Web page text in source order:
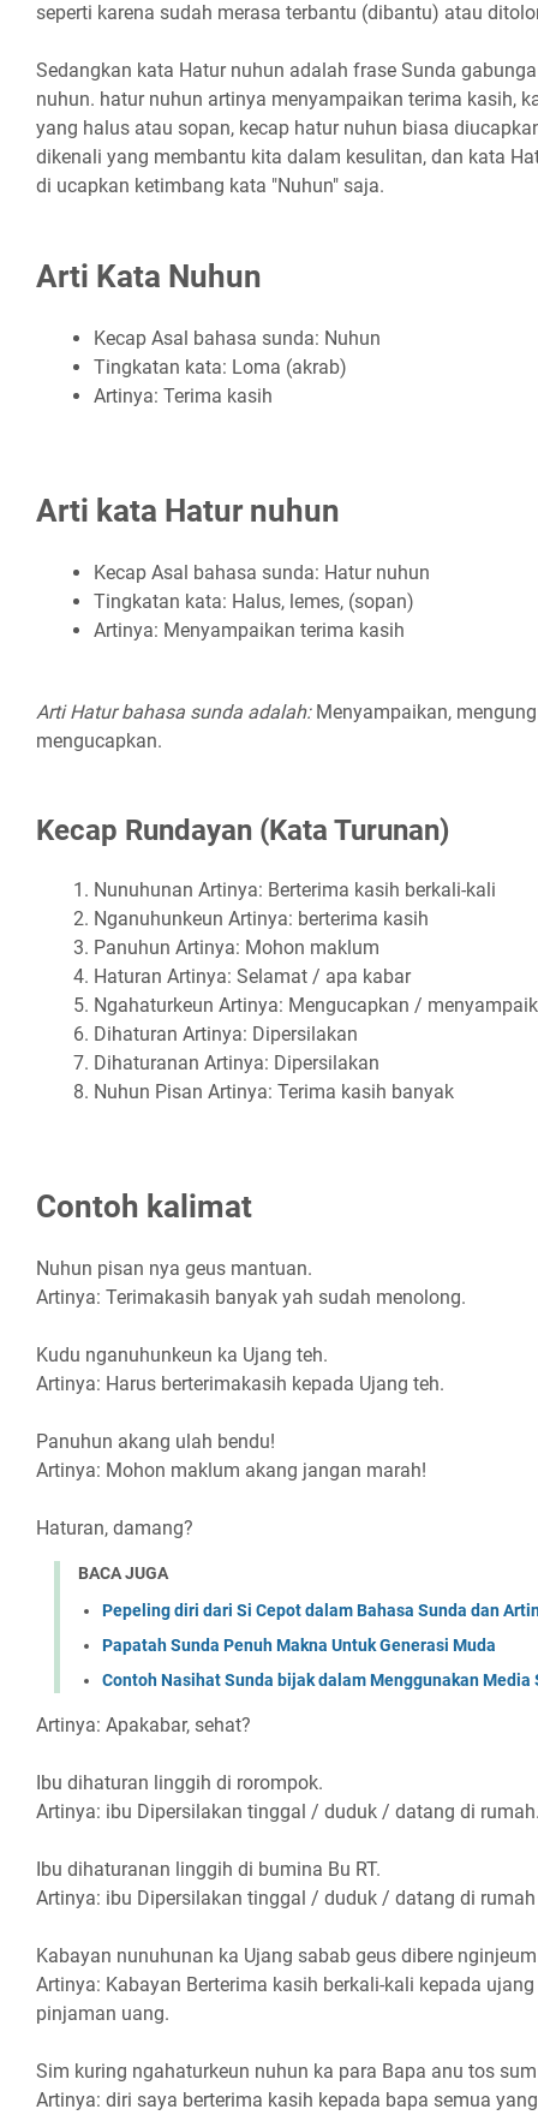
seperti karena sudah merasa terbantu (dibantu) atau
Sedangkan kata Hatur nuhun adalah frase Sunda
nuhun. hatur nuhun artinya menyampaikan terima kasih,
yang halus atau sopan, kecap hatur nuhun biasa
dikenali yang membantu kita dalam kesulitan, dan kata
di ucapkan ketimbang kata "Nuhun" saja.
Arti Kata Nuhun
Kecap Asal bahasa sunda: Nuhun
Tingkatan kata: Loma (akrab)
Artinya: Terima kasih
Arti kata Hatur nuhun
Kecap Asal bahasa sunda: Hatur nuhun
Tingkatan kata: Halus, lemes, (sopan)
Artinya: Menyampaikan terima kasih
Arti Hatur bahasa sunda adalah:Menyampaikan,
mengucapkan.
Kecap Rundayan (Kata Turunan)
Nunuhunan Artinya: Berterima kasih berkali-kali
Nganuhunkeun Artinya: berterima kasih
Panuhun Artinya: Mohon maklum
Haturan Artinya: Selamat / apa kabar
Ngahaturkeun Artinya: Mengucapkan /
Dihaturan Artinya: Dipersilakan
Dihaturanan Artinya: Dipersilakan
Nuhun Pisan Artinya: Terima kasih banyak
Contoh kalimat
Nuhun pisan nya geus mantuan.
Artinya: Terimakasih banyak yah sudah menolong.
Kudu nganuhunkeun ka Ujang teh.
Artinya: Harus berterimakasih kepada Ujang teh.
Panuhun akang ulah bendu!
Artinya: Mohon maklum akang jangan marah!
Haturan, damang?
BACA JUGA
Pepeling diri dari Si Cepot dalam Bahasa Sunda dan
Papatah Sunda Penuh Makna Untuk Generasi Muda
Contoh Nasihat Sunda bijak dalam Menggunakan Media
Artinya: Apakabar, sehat?
Ibu dihaturan linggih di rorompok.
Artinya: ibu Dipersilakan tinggal / duduk / datang di
Ibu dihaturanan linggih di bumina Bu RT.
Artinya: ibu Dipersilakan tinggal / duduk / datang di rumah
Kabayan nunuhunan ka Ujang sabab geus dibere
Artinya: Kabayan Berterima kasih berkali-kali kepada
pinjaman uang.
Sim kuring ngahaturkeun nuhun ka para Bapa anu tos
Artinya: diri saya berterima kasih kepada bapa semua